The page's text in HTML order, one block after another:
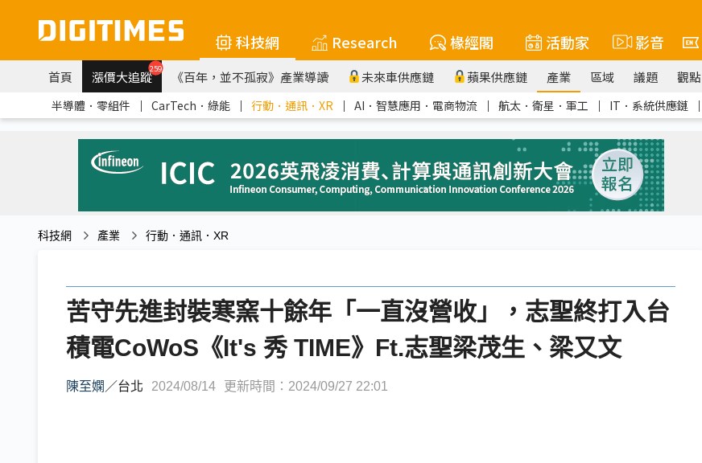
科技網 Research 椽經閣 活動家 影音
首頁 漲價大追蹤259 《百年，並不孤寂》產業導讀 未來車供應鏈 蘋果供應鏈 產業 區域 議題 觀點
半導體．零組件 ｜ CarTech．綠能 ｜ 行動．通訊．XR ｜ AI．智慧應用．電商物流 ｜ 航太．衛星．軍工 ｜ IT．系統供應鏈 ｜
科技網 產業 行動．通訊．XR
苦守先進封裝寒窯十餘年「一直沒營收」，志聖終打入台
積電CoWoS《It's 秀 TIME》Ft.志聖梁茂生、梁又文
陳至嫻 ／台北 2024/08/14 更新時間：2024/09/27 22:01